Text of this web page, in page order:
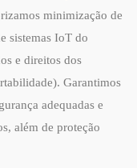
minimização de
sistemas IoT do
e direitos dos
Garantimos
adequadas e
além de proteção